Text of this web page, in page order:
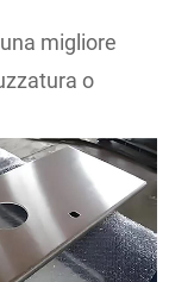
migliore
o